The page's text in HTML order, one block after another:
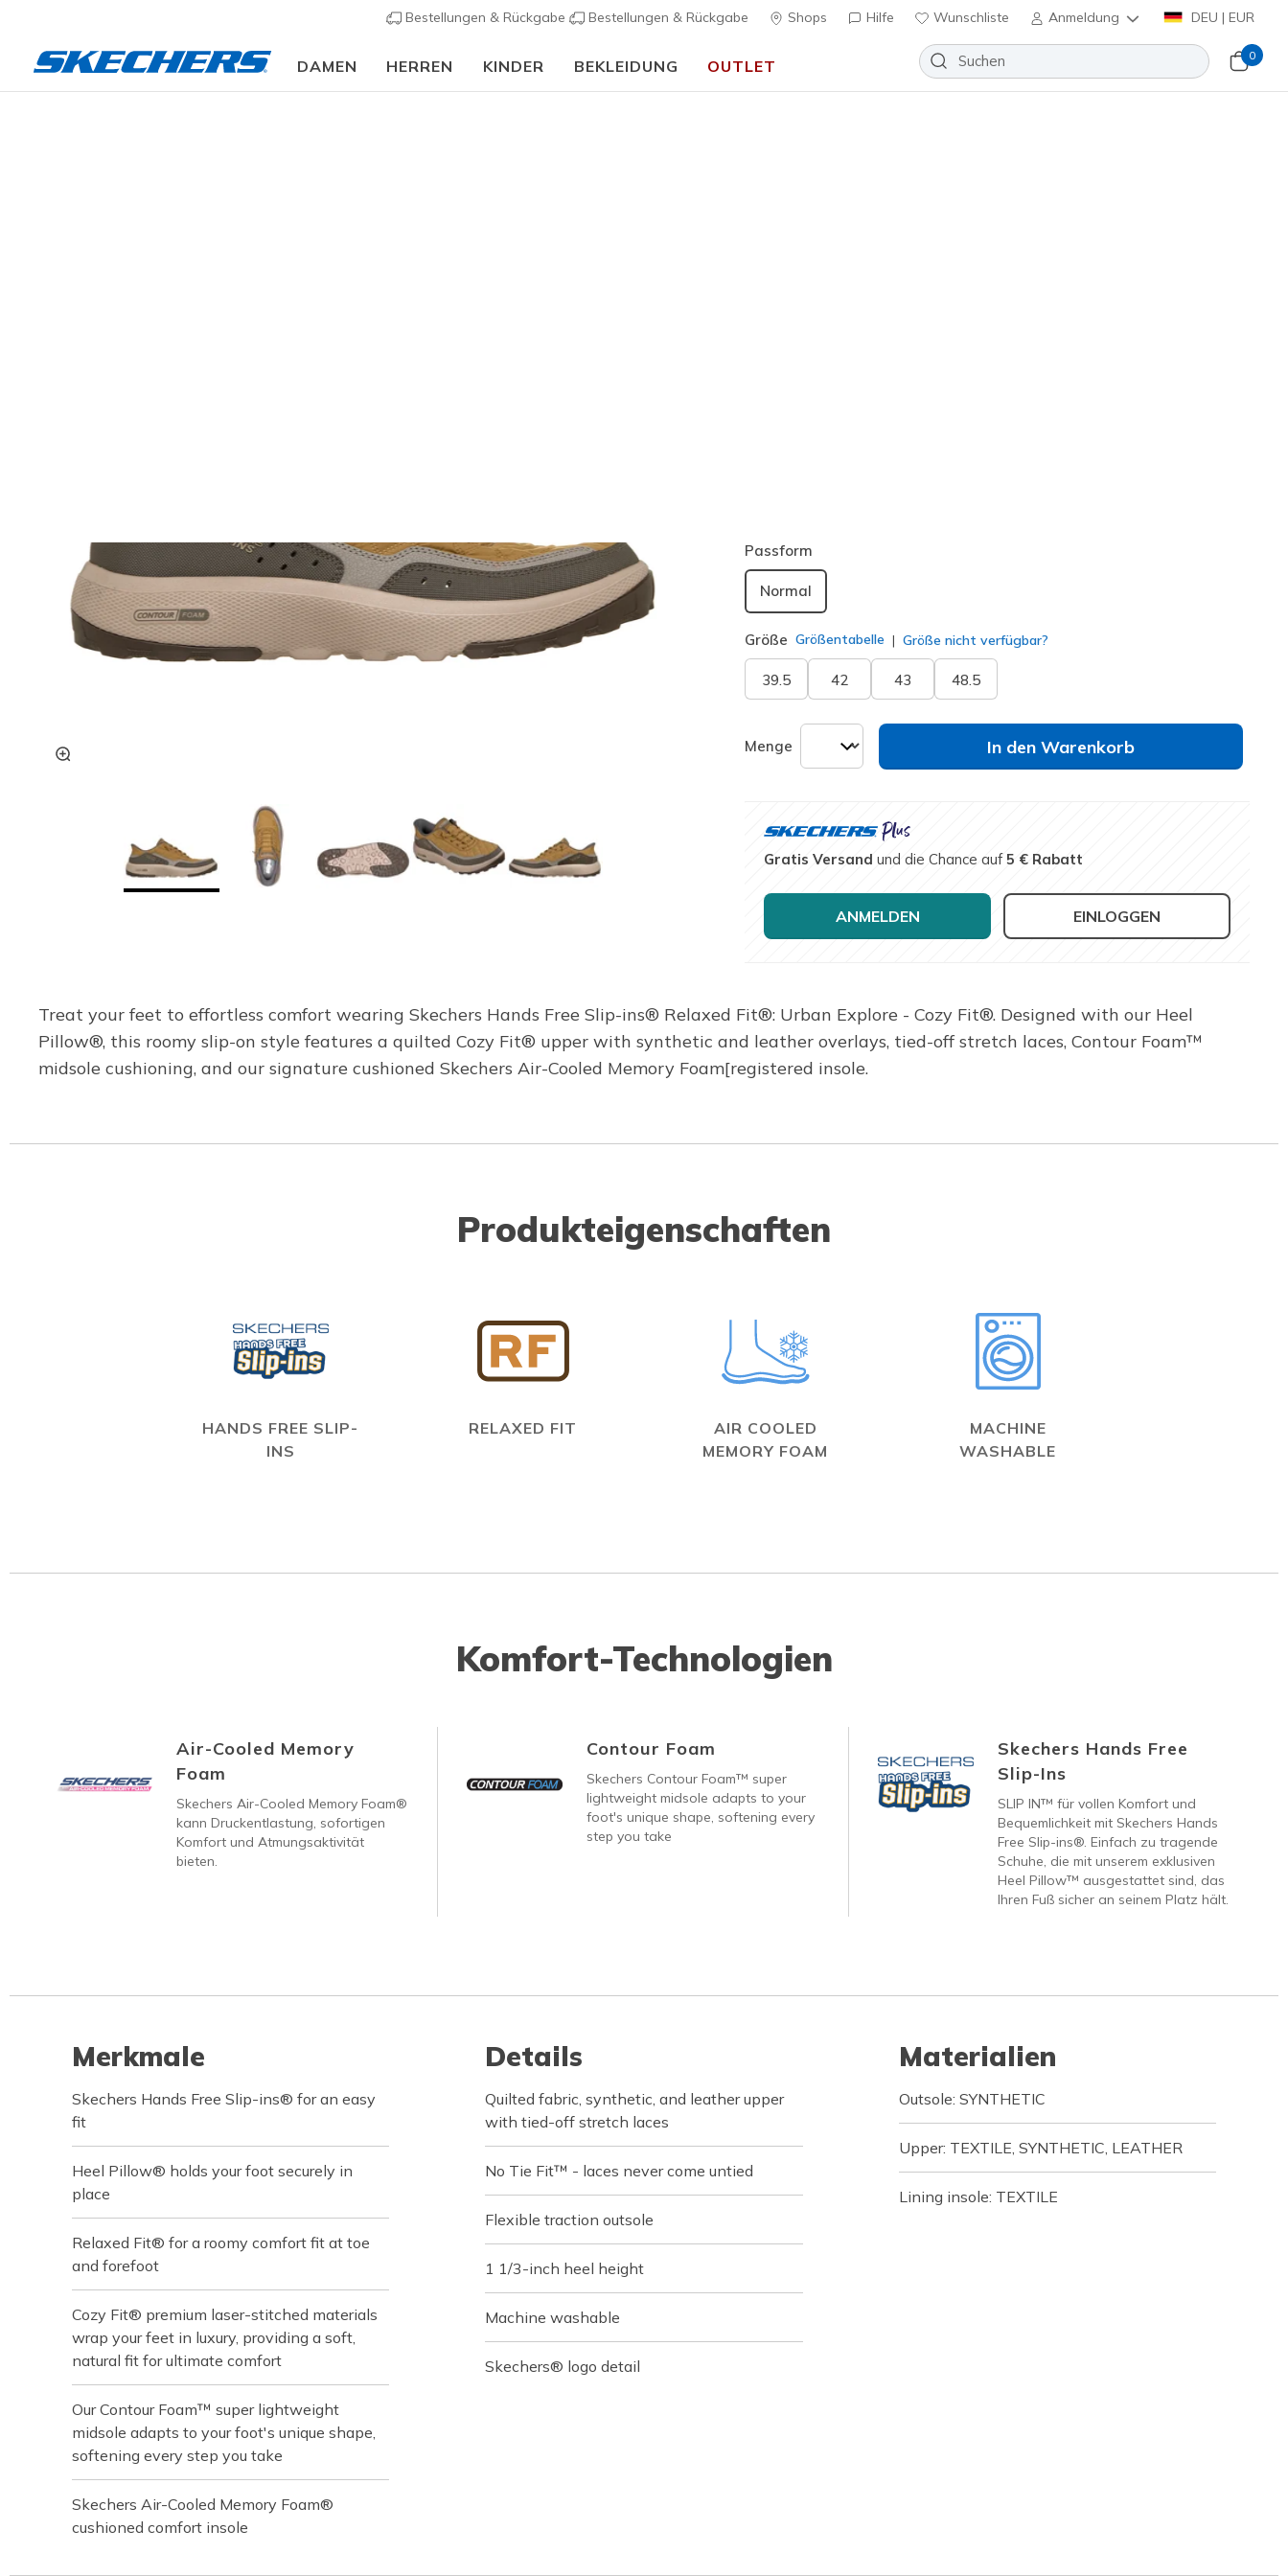
Bestellungen & Rückgabe Bestellungen & Rückgabe Shops Hilfe Wunschliste Anmeldung DEU | EUR
DAMEN HERREN KINDER BEKLEIDUNG OUTLET
0
Passform
Normal
Größe Größentabelle Größe nicht verfügbar?
39.5 42 43 48.5
Menge In den Warenkorb
Gratis Versand und die Chance auf5 € Rabatt
ANMELDEN EINLOGGEN
Treat your feet to effortless comfort wearing Skechers Hands Free Slip-ins® Relaxed Fit®: Urban Explore - Cozy Fit®. Designed with our Heel
Pillow®, this roomy slip-on style features a quilted Cozy Fit® upper with synthetic and leather overlays, tied-off stretch laces, Contour Foam™
midsole cushioning, and our signature cushioned Skechers Air-Cooled Memory Foam[registered insole.
Produkteigenschaften
HANDS FREE SLIP-
INS
RELAXED FIT
AIR COOLED
MEMORY FOAM
MACHINE
WASHABLE
Komfort-Technologien
Air-Cooled Memory
Foam
Skechers Air-Cooled Memory Foam®
kann Druckentlastung, sofortigen
Komfort und Atmungsaktivität
bieten.
Contour Foam
Skechers Contour Foam™ super
lightweight midsole adapts to your
foot's unique shape, softening every
step you take
Skechers Hands Free
Slip-Ins
SLIP IN™ für vollen Komfort und
Bequemlichkeit mit Skechers Hands
Free Slip-ins®. Einfach zu tragende
Schuhe, die mit unserem exklusiven
Heel Pillow™ ausgestattet sind, das
Ihren Fuß sicher an seinem Platz hält.
Merkmale
Skechers Hands Free Slip-ins® for an easy
fit
Heel Pillow® holds your foot securely in
place
Relaxed Fit® for a roomy comfort fit at toe
and forefoot
Cozy Fit® premium laser-stitched materials
wrap your feet in luxury, providing a soft,
natural fit for ultimate comfort
Our Contour Foam™ super lightweight
midsole adapts to your foot's unique shape,
softening every step you take
Skechers Air-Cooled Memory Foam®
cushioned comfort insole
Details
Quilted fabric, synthetic, and leather upper
with tied-off stretch laces
No Tie Fit™ - laces never come untied
Flexible traction outsole
1 1/3-inch heel height
Machine washable
Skechers® logo detail
Materialien
Outsole: SYNTHETIC
Upper: TEXTILE, SYNTHETIC, LEATHER
Lining insole: TEXTILE